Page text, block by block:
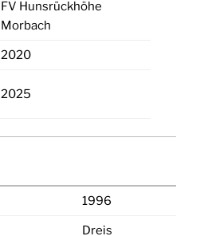
FV Hunsrückhöhe
Morbach
2020
2025
1996
Dreis